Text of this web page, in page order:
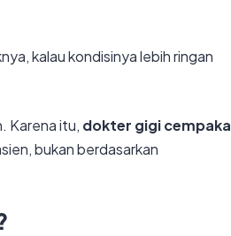
kalau kondisinya lebih ringan
Karena itu, dokter gigi cempaka
bukan berdasarkan